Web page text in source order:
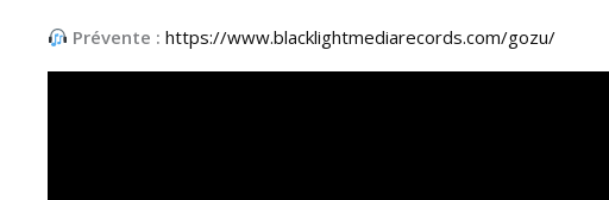
Prévente :https://www.blacklightmediarecords.com/gozu/